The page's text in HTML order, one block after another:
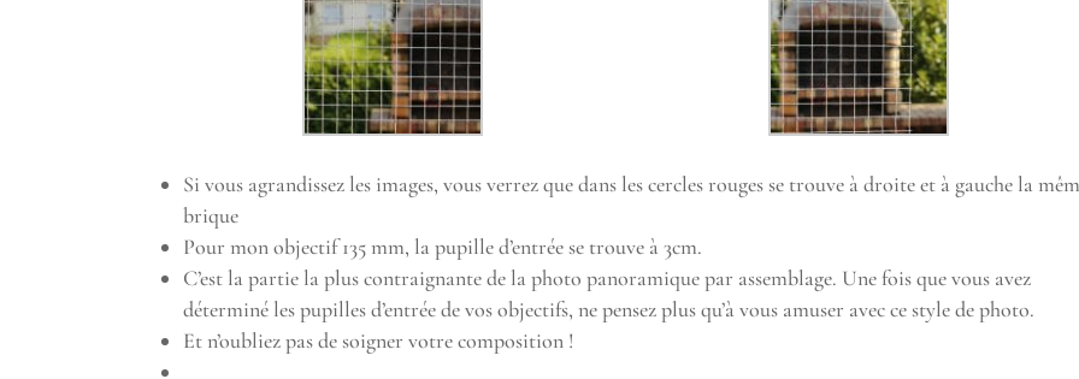
Si vous agrandissez les images, vous verrez que dans les cercles rouges se trouve à droite et à gauche la
brique
Pour mon objectif 135 mm, la pupille d’entrée se trouve à 3cm.
C’est la partie la plus contraignante de la photo panoramique par assemblage. Une fois que vous avez
déterminé les pupilles d’entrée de vos objectifs, ne pensez plus qu’à vous amuser avec ce style de photo.
Et n’oubliez pas de soigner votre composition !